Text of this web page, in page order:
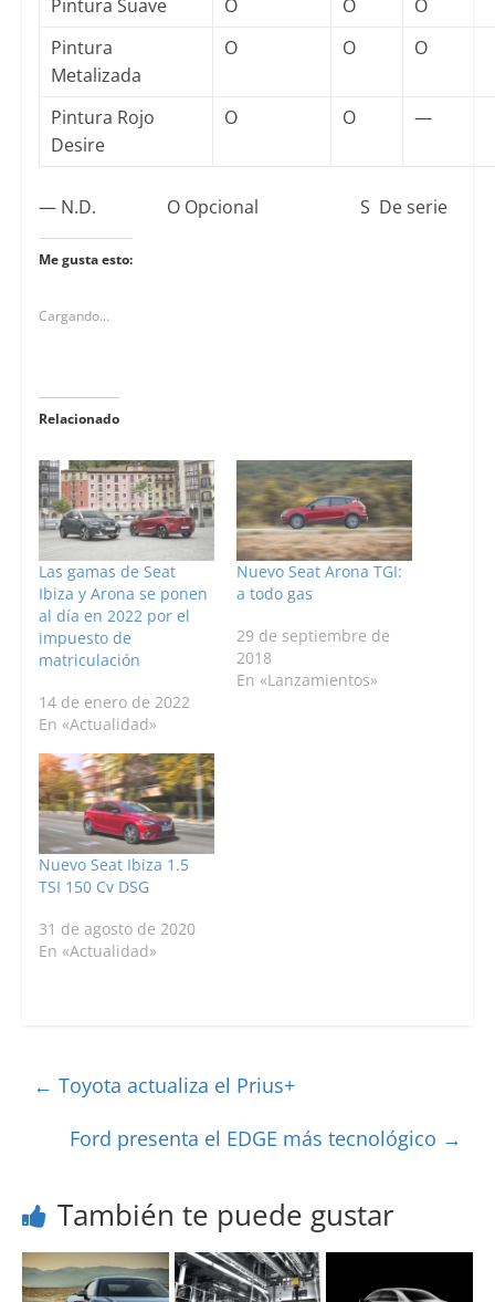
Pintura Suave O O
O
Pintura
Metalizada
O O O
Pintura Rojo
Desire
O O —
— N.D. O Opcional S De serie
Me gusta esto:
Cargando...
Relacionado
Las gamas de Seat
Ibiza y Arona se ponen
al día en 2022 por el
impuesto de
matriculación
14 de enero de 2022
En «Actualidad»
Nuevo Seat Arona TGI:
a todo gas
29 de septiembre de
2018
En «Lanzamientos»
Nuevo Seat Ibiza 1.5
TSI 150 Cv DSG
31 de agosto de 2020
En «Actualidad»
← Toyota actualiza el Prius+
Ford presenta el EDGE más tecnológico →
También te puede gustar